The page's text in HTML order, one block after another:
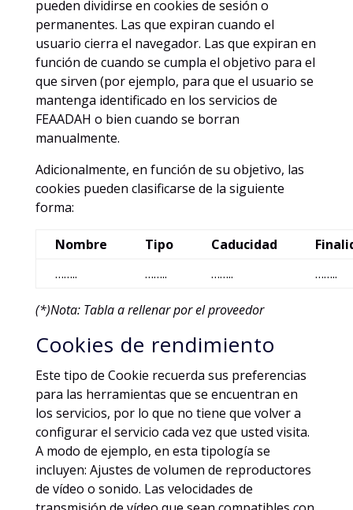
pueden dividirse en cookies de sesión o
permanentes. Las que expiran cuando el
usuario cierra el navegador. Las que expiran en
función de cuando se cumpla el objetivo para el
que sirven (por ejemplo, para que el usuario se
mantenga identificado en los servicios de
FEAADAH o bien cuando se borran
manualmente.
Adicionalmente, en función de su objetivo, las
cookies pueden clasificarse de la siguiente
forma:
Nombre Tipo Caducidad
……..
…….. …….. ……..
(*)Nota: Tabla a rellenar por el proveedor
Cookies de rendimiento
Este tipo de Cookie recuerda sus preferencias
para las herramientas que se encuentran en
los servicios, por lo que no tiene que volver a
configurar el servicio cada vez que usted visita.
A modo de ejemplo, en esta tipología se
incluyen: Ajustes de volumen de reproductores
de vídeo o sonido. Las velocidades de